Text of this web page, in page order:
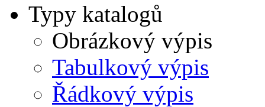
Typy katalogů
Obrázkový výpis
Tabulkový výpis
Řádkový výpis